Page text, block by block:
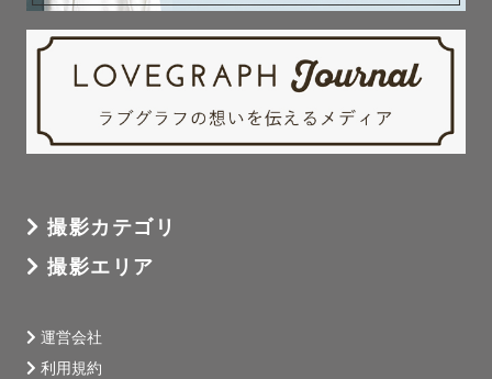
.
※時期によって指名料が変動いたします。予めご了承下さ
撮影カテゴリ
撮影エリア
運営会社
利用規約